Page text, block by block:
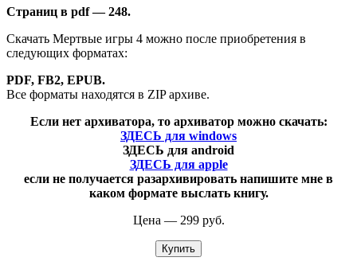
Страниц в pdf — 248.
Скачать Мертвые игры 4 можно после приобретения в
следующих форматах:
PDF, FB2, EPUB.
Все форматы находятся в ZIP архиве.
Если нет архиватора, то архиватор можно скачать:
ЗДЕСЬ для windows
ЗДЕСЬ для android
ЗДЕСЬ для apple
если не получается разархивировать напишите мне в
каком формате выслать книгу.
Цена — 299 руб.
Купить